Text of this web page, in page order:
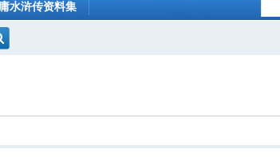
水浒传资料集